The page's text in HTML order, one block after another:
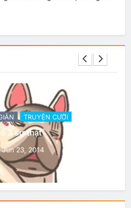
TRUYỆN CƯỜI
3 sự thật
Jun 23, 2014